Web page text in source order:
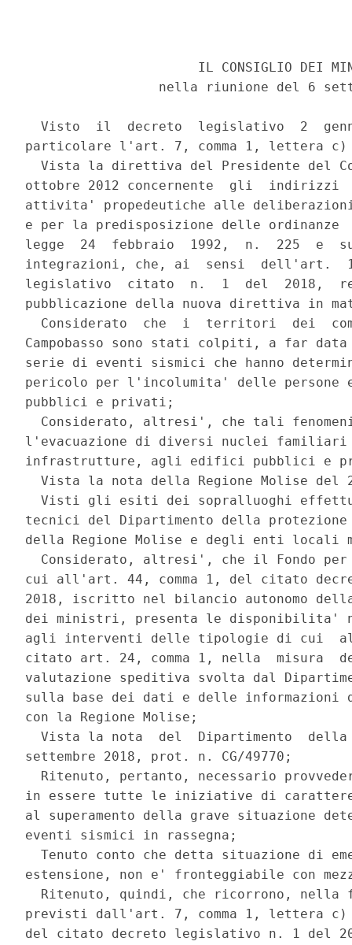
IL CONSIGLIO DEI
nella riunione del 6
Visto  il  decreto  legislativo  2
particolare l'art. 7, comma 1, lettera
Vista la direttiva del Presidente del
ottobre 2012 concernente  gli  indirizzi
attivita' propedeutiche alle
e per la predisposizione delle
legge  24  febbraio  1992,  n.  225  e
integrazioni, che, ai  sensi  dell'art.
legislativo  citato  n.  1  del  2018,
pubblicazione della nuova direttiva in
Considerato  che  i  territori  dei
Campobasso sono stati colpiti, a far data
serie di eventi sismici che hanno
pericolo per l'incolumita' delle persone
pubblici e privati;
Considerato, altresi', che tali
l'evacuazione di diversi nuclei familiari
infrastrutture, agli edifici pubblici e
Vista la nota della Regione Molise del
Visti gli esiti dei sopralluoghi
tecnici del Dipartimento della
della Regione Molise e degli enti locali
Considerato, altresi', che il Fondo
cui all'art. 44, comma 1, del citato
2018, iscritto nel bilancio autonomo
dei ministri, presenta le disponibilita'
agli interventi delle tipologie di cui
citato art. 24, comma 1, nella  misura
valutazione speditiva svolta dal
sulla base dei dati e delle
con la Regione Molise;
Vista la nota  del  Dipartimento
settembre 2018, prot. n. CG/49770;
Ritenuto, pertanto, necessario
in essere tutte le iniziative di
al superamento della grave situazione
eventi sismici in rassegna;
Tenuto conto che detta situazione di
estensione, non e' fronteggiabile con
Ritenuto, quindi, che ricorrono, nella
previsti dall'art. 7, comma 1, lettera
del citato decreto legislativo n. 1 del